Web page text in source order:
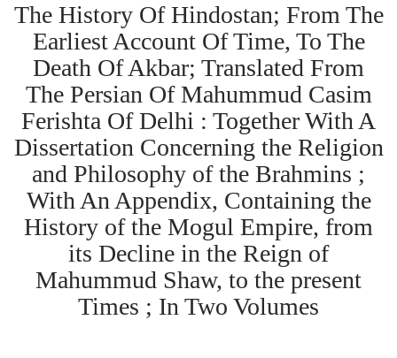
The History Of Hindostan; From The
Earliest Account Of Time, To The
Death Of Akbar; Translated From
The Persian Of Mahummud Casim
Ferishta Of Delhi : Together With A
Dissertation Concerning the Religion
and Philosophy of the Brahmins ;
With An Appendix, Containing the
History of the Mogul Empire, from
its Decline in the Reign of
Mahummud Shaw, to the present
Times ; In Two Volumes